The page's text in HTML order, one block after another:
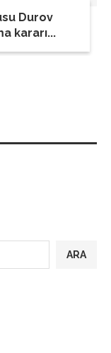
Durov
kararı...
ARA